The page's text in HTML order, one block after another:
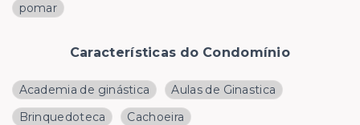
pomar
Características do Condomínio
Academia de ginástica
Aulas de Ginastica
Brinquedoteca
Cachoeira